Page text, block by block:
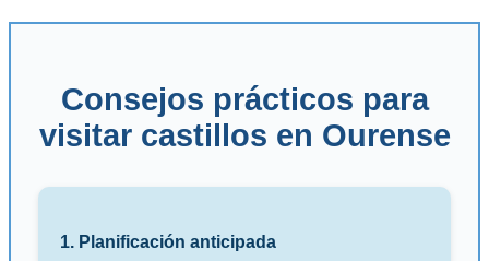
Consejos prácticos para
visitar castillos en Ourense
1. Planificación anticipada